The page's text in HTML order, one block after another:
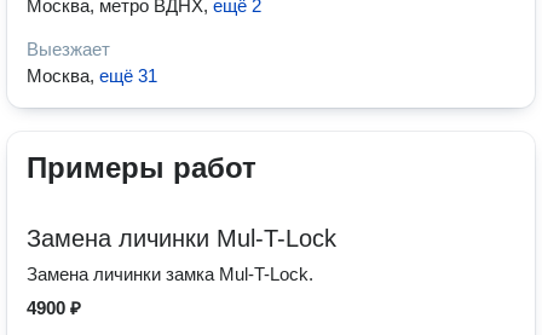
Москва, метро ВДНХ, ещё 2
Выезжает
Москва, ещё 31
Примеры работ
Замена личинки Mul-T-Lock
Замена личинки замка Mul-T-Lock.
4900 ₽